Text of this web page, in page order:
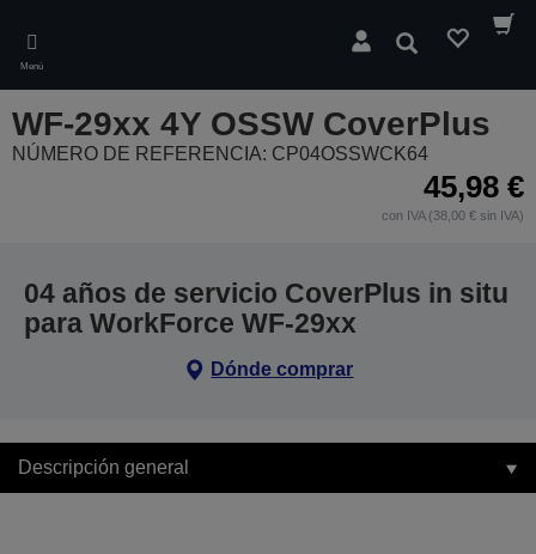
main
content
Menú
Buscar
WF-29xx 4Y OSSW CoverPlus
NÚMERO DE REFERENCIA: CP04OSSWCK64
45,98 €
con IVA (38,00 € sin IVA)
04 años de servicio CoverPlus in situ
para WorkForce WF-29xx
Dónde comprar
Descripción general